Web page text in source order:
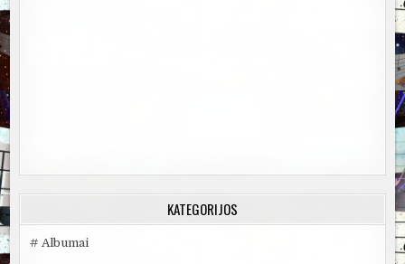
KATEGORIJOS
# Albumai